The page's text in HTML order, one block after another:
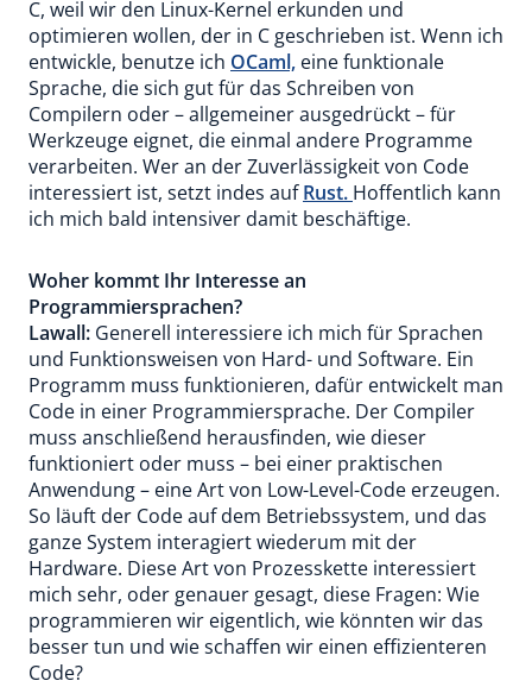
C, weil wir den Linux-Kernel erkunden und
optimieren wollen, der in C geschrieben ist. Wenn ich
entwickle, benutze ich OCaml, eine funktionale
Sprache, die sich gut für das Schreiben von
Compilern oder – allgemeiner ausgedrückt – für
Werkzeuge eignet, die einmal andere Programme
verarbeiten. Wer an der Zuverlässigkeit von Code
interessiert ist, setzt indes aufRust. Hoffentlich kann
ich mich bald intensiver damit beschäftige.
Woher kommt Ihr Interesse an
Programmiersprachen?
Lawall: Generell interessiere ich mich für Sprachen
und Funktionsweisen von Hard- und Software. Ein
Programm muss funktionieren, dafür entwickelt man
Code in einer Programmiersprache. Der Compiler
muss anschließend herausfinden, wie dieser
funktioniert oder muss – bei einer praktischen
Anwendung – eine Art von Low-Level-Code erzeugen.
So läuft der Code auf dem Betriebssystem, und das
ganze System interagiert wiederum mit der
Hardware. Diese Art von Prozesskette interessiert
mich sehr, oder genauer gesagt, diese Fragen: Wie
programmieren wir eigentlich, wie könnten wir das
besser tun und wie schaffen wir einen effizienteren
Code?